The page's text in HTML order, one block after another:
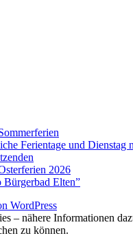
Ferientage und Dienstag
2026
Bürgerbad Elten”
WordPress
– nähere Informationen
zu können.